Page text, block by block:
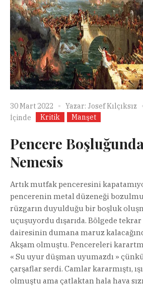
30 Mart 2022 Yazar: Josef Kılçıksız
İçinde
Kritik Manşet
Pencere
Nemesis
Artık mutfak penceresini
pencerenin metal düzeneği
rüzgarın duyulduğu bir boşluk
uçuşuyordu dışarıda. Bölgede
dairesinin dumana maruz
Akşam olmuştu. Pencereleri
« Su uyur düşman uyumazdı »
çarşaflar serdi. Camlar kararmıştı,
olmuştu ama çatlaktan hala hava